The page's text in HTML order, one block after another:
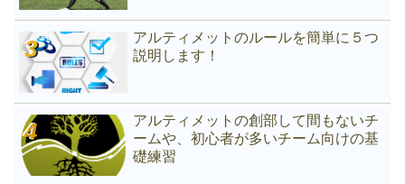
アルティメットのルールを簡単に５つ
説明します！
アルティメットの創部して間もないチ
ームや、初心者が多いチーム向けの基
礎練習